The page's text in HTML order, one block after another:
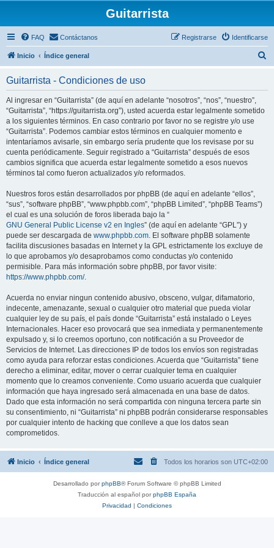
Guitarrista
FAQ Contáctanos Identificarse
Registrarse
Inicio Índice general
Guitarrista - Condiciones de uso
Al ingresar en “Guitarrista” (de aquí en adelante “nosotros”, “nos”, “nuestro”,
“Guitarrista”, “https://guitarrista.org”), usted acuerda estar legalmente sometido
a los siguientes términos. En caso contrario por favor no se registre y/o use
“Guitarrista”. Podemos cambiar estos términos en cualquier momento e
intentaríamos avisarle, sin embargo sería prudente que los revisase por su
cuenta periódicamente. Seguir registrado a “Guitarrista” después de esos
cambios significa que acuerda estar legalmente sometido a esos nuevos
términos tal como fueron actualizados y/o reformados.
Nuestros foros están desarrollados por phpBB (de aquí en adelante “ellos”,
“sus”, “software phpBB”, “www.phpbb.com”, “phpBB Limited”, “phpBB Teams”)
el cual es una solución de foros liberada bajo la “
GNU General Public License v2 en Ingles” (de aquí en adelante “GPL”) y
puede ser descargada de www.phpbb.com. El software phpBB solamente
facilita discusiones basadas en Internet y la GPL estrictamente los excluye de
lo que aprobamos y/o desaprobamos como conductas y/o contenido
permisible. Para más información sobre phpBB, por favor visite:
https://www.phpbb.com/.
Acuerda no enviar ningun contenido abusivo, obsceno, vulgar, difamatorio,
indecente, amenazante, sexual o cualquier otro material que pueda violar
cualquier ley de su país, el país donde “Guitarrista” está instalado o Leyes
Internacionales. Hacer eso provocará que sea inmediata y permanentemente
expulsado y, si lo creemos oportuno, con notificación a su Proveedor de
Servicios de Internet. Las direcciones IP de todos los envíos son registradas
como ayuda para reforzar estas condiciones. Acuerda que “Guitarrista” tiene
derecho a eliminar, editar, mover o cerrar cualquier tema en cualquier
momento que lo creamos conveniente. Como usuario acuerda que cualquier
información que haya ingresado será almacenada en una base de datos.
Dado que esta información no será compartida con ninguna tercera parte sin
su consentimiento, ni “Guitarrista” ni phpBB podrán considerarse responsables
por cualquier intento de hacking que conlleve a que los datos sean
comprometidos.
Inicio Índice general Todos los horarios son UTC+02:00
Desarrollado porphpBB® Forum Software © phpBB Limited
Traducción al español porphpBB España
Privacidad | Condiciones